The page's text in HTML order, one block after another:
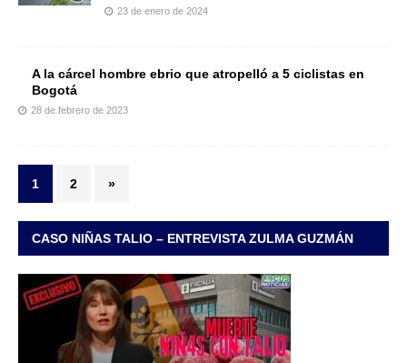
23 de enero de 2024
A la cárcel hombre ebrio que atropelló a 5 ciclistas en
Bogotá
28 de febrero de 2023
1 2 »
CASO NIÑAS TALIO – ENTREVISTA ZULMA GUZMÁN